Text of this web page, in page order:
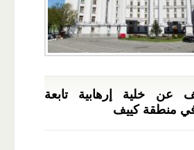
عن خلية إرهابية تابعة
في منطقة كييف